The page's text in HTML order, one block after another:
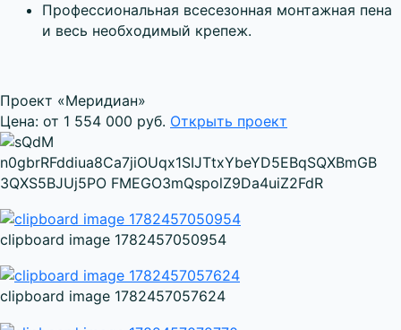
Профессиональная всесезонная монтажная пена
и весь необходимый крепеж.
Проект «Меридиан»
Цена: от 1 554 000 руб. Открыть проект
clipboard image 1782457050954
clipboard image 1782457057624